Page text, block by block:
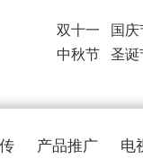
双十一
中秋节
国庆
圣诞
产品推广 电